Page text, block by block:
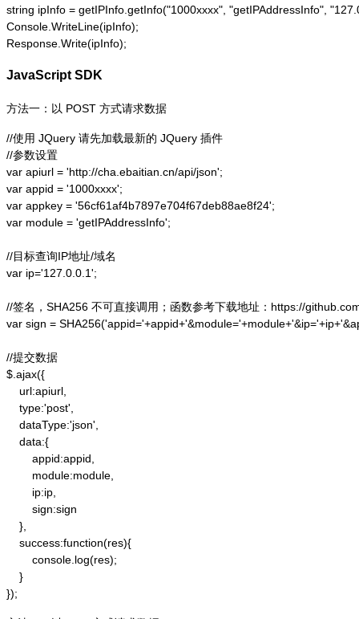
string ipInfo = getIPInfo.getInfo("1000xxxx", "getIPAddressInfo",
Console.WriteLine(ipInfo);
Response.Write(ipInfo);
JavaScript SDK
方法一：以 POST 方式请求数据
//使用 JQuery 请先加载最新的 JQuery 插件
//参数设置
var apiurl = 'http://cha.ebaitian.cn/api/json';
var appid = '1000xxxx';
var appkey = '56cf61af4b7897e704f67deb88ae8f24';
var module = 'getIPAddressInfo';
//目标查询IP地址/域名
var ip='127.0.0.1';
//签名，SHA256 不可直接调用；函数参考下载地址：https://
var sign =
//提交数据
$.ajax({
    url:apiurl,
    type:'post',
    dataType:'json',
    data:{
        appid:appid,
        module:module,
        ip:ip,
        sign:sign
    },
    success:function(res){
        console.log(res);
    }
});